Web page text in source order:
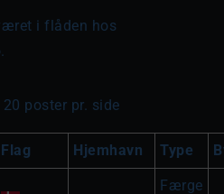
i flåden hos
poster pr. side
Flag Hjemhavn Type
Færge